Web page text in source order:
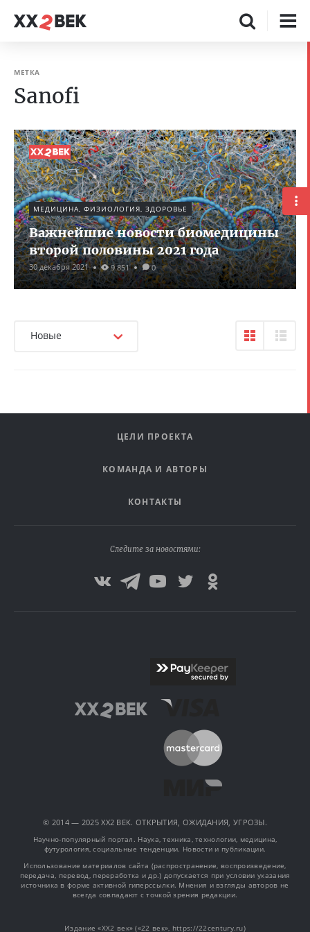
МЕТКА
Sanofi
МЕДИЦИНА, ФИЗИОЛОГИЯ, ЗДОРОВЬЕ
Важнейшие новости биомедицины
второй половины 2021 года
30 декабря 2021 9 851 0
Новые
ЦЕЛИ ПРОЕКТА
КОМАНДА И АВТОРЫ
КОНТАКТЫ
Следите за новостями:
© 2014 — 2025 XX2 ВЕК. ОТКРЫТИЯ, ОЖИДАНИЯ, УГРОЗЫ.
Научно-популярный портал. Наука, техника, технологии, медицина,
футурология, социальные тенденции. Новости и публикации.
Использование материалов сайта (распространение, воспроизведение,
передача, перевод, переработка и др.) допускается при условии указания
источника в форме активной гиперссылки. Мнения и взгляды авторов не
всегда совпадают с точкой зрения редакции.
Издание «XX2 век» («22 век», https://22century.ru)